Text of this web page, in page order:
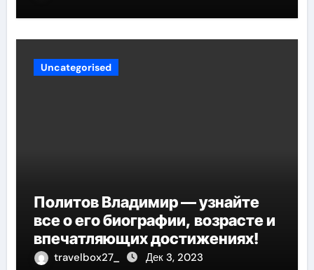
Uncategorised
Политов Владимир — узнайте
все о его биографии, возрасте и
впечатляющих достижениях!
travelbox27_ Дек 3, 2023